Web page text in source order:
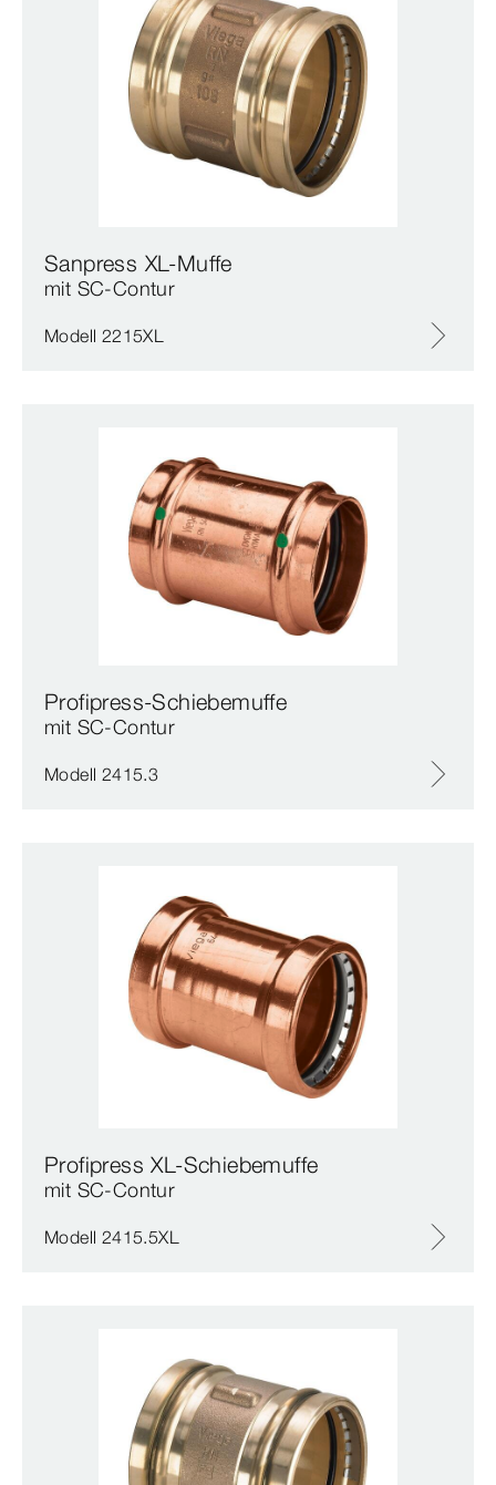
Sanpress XL-Muffe
mit SC‑Contur
Modell 2215XL
Profipress-Schiebemuffe
mit SC‑Contur
Modell 2415.3
Profipress XL-Schiebemuffe
mit SC‑Contur
Modell 2415.5XL